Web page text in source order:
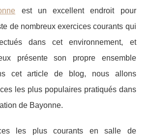
est un excellent endroit pour
de nombreux exercices courants qui
dans cet environnement, et
présente son propre ensemble
cet article de blog, nous allons
les plus populaires pratiqués dans
de Bayonne.
les plus courants en salle de